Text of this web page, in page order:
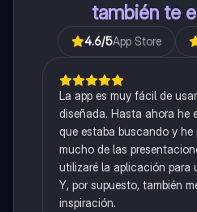
también te
4.6/5App Store
La app es muy fácil de
diseñada. Hasta ahora he
que estaba buscando y he
mucho de las
utilizaré la aplicación para
Y, por supuesto, también
inspiración.